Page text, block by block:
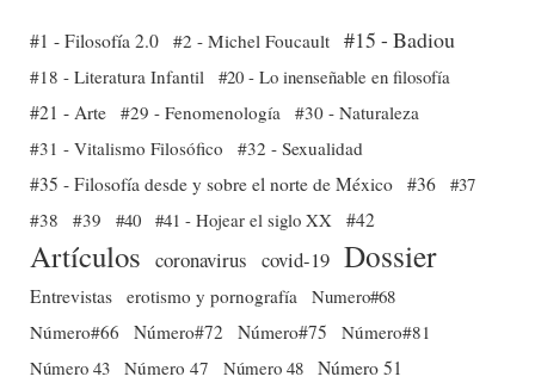
#1 - Filosofía 2.0 #2 - Michel Foucault #15 - Badiou
#18 - Literatura Infantil #20 - Lo inenseñable en filosofía
#21 - Arte #29 - Fenomenología
#30 - Naturaleza
#31 - Vitalismo Filosófico
#32 - Sexualidad
#35 - Filosofía desde y sobre el norte de México #36 #37
#38
#39 #40 #41 - Hojear el siglo XX #42
Artículos coronavirus covid-19 Dossier
Entrevistas erotismo y pornografía
Numero#68
Número#66
Número#72 Número#75
Número#81
Número 43 Número 47 Número 48 Número 51